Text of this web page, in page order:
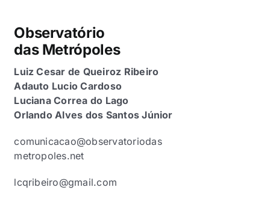
Observatório
das Metrópoles
Luiz Cesar de Queiroz Ribeiro
Adauto Lucio Cardoso
Luciana Correa do Lago
Orlando Alves dos Santos Júnior
comunicacao@observatoriodas
metropoles.net
lcqribeiro@gmail.com